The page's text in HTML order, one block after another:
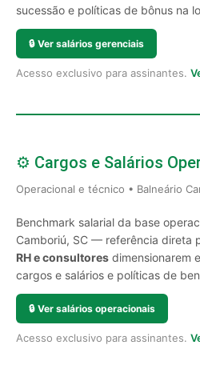
sucessão e políticas de bônus na
🔒 Ver salários gerenciais
Acesso exclusivo para assinantes.
⚙️ Cargos e Salários
Operacional e técnico • Balneário
Benchmark salarial da base
Camboriú, SC — referência direta
RH e consultores dimensionarem
cargos e salários e políticas de
🔒 Ver salários operacionais
Acesso exclusivo para assinantes.